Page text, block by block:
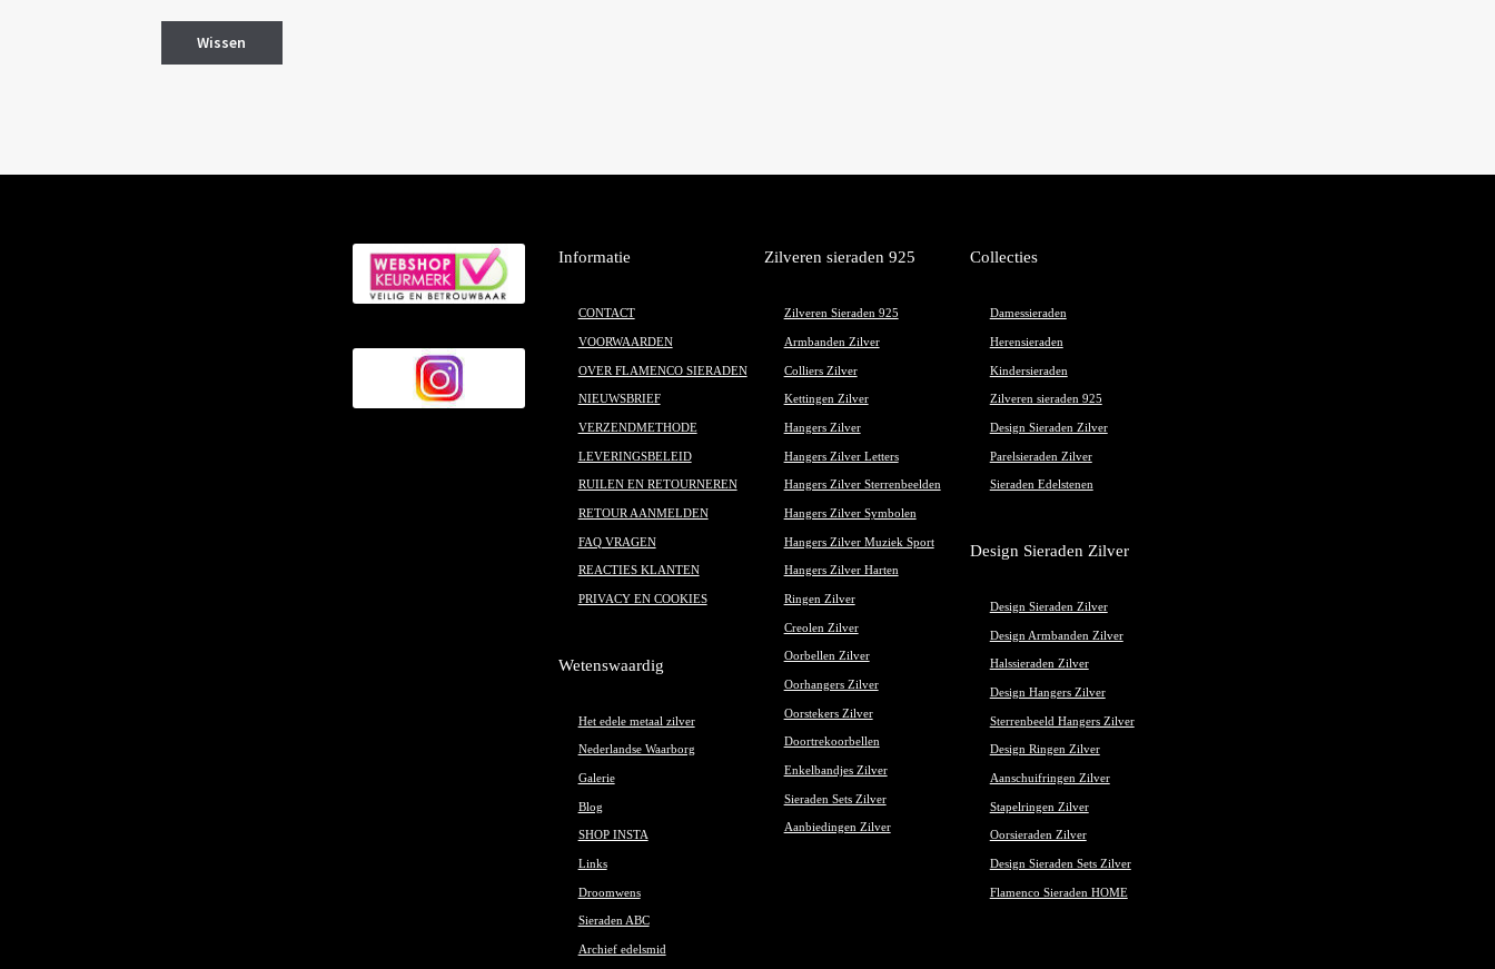
Zilver gerhodineerd
Wissen
Informatie
CONTACT
VOORWAARDEN
OVER FLAMENCO SIERADEN
NIEUWSBRIEF
VERZENDMETHODE
LEVERINGSBELEID
RUILEN EN RETOURNEREN
RETOUR AANMELDEN
FAQ VRAGEN
REACTIES KLANTEN
PRIVACY EN COOKIES
Wetenswaardig
Het edele metaal zilver
Nederlandse Waarborg
Galerie
Blog
SHOP INSTA
Links
Droomwens
Sieraden ABC
Archief edelsmid
Zilveren sieraden 925
Zilveren Sieraden 925
Armbanden Zilver
Colliers Zilver
Kettingen Zilver
Hangers Zilver
Hangers Zilver Letters
Hangers Zilver Sterrenbeelden
Hangers Zilver Symbolen
Hangers Zilver Muziek Sport
Hangers Zilver Harten
Ringen Zilver
Creolen Zilver
Oorbellen Zilver
Oorhangers Zilver
Oorstekers Zilver
Doortrekoorbellen
Enkelbandjes Zilver
Sieraden Sets Zilver
Aanbiedingen Zilver
Collecties
Damessieraden
Herensieraden
Kindersieraden
Zilveren sieraden 925
Design Sieraden Zilver
Parelsieraden Zilver
Sieraden Edelstenen
Design Sieraden Zilver
Design Sieraden Zilver
Design Armbanden Zilver
Halssieraden Zilver
Design Hangers Zilver
Sterrenbeeld Hangers Zilver
Design Ringen Zilver
Aanschuifringen Zilver
Stapelringen Zilver
Oorsieraden Zilver
Design Sieraden Sets Zilver
Flamenco Sieraden HOME